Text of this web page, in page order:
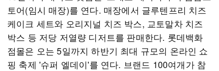
토어(임시 매장)를 연다. 매장에서 글루텐프리 치즈
케이크 세트와 오리지널 치즈 박스, 교토말차 치즈
박스 등 저당 저열량 디저트를 판매한다. 롯데백화
점몰은 오는 5일까지 하반기 최대 규모의 온라인 쇼
핑 축제 '슈퍼 엘데이'를 연다. 브랜드 100여개가 참